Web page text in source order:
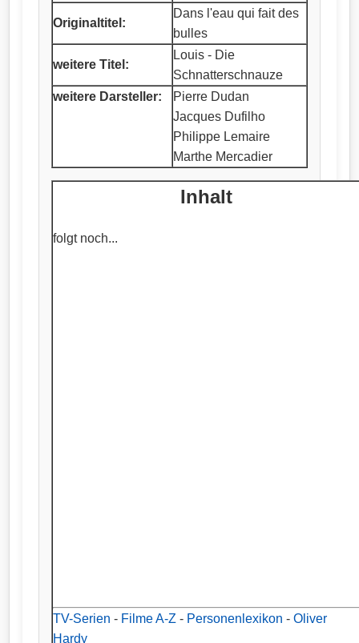
Originaltitel:
Dans l'eau qui fait des
bulles
weitere Titel:
Louis - Die
Schnatterschnauze
weitere Darsteller:
Pierre Dudan
Jacques Dufilho
Philippe Lemaire
Marthe Mercadier
Inhalt
folgt noch...
TV-Serien - Filme A-Z- Personenlexikon - Oliver
Hardy